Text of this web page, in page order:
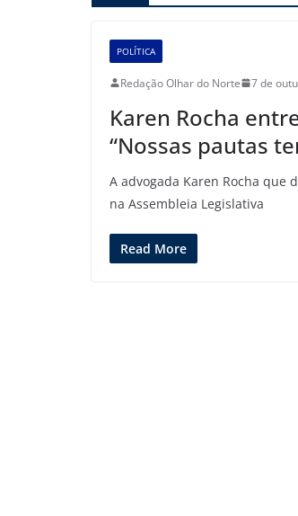
POLÍTICA
Redação Olhar do Norte 7 de
Karen Rocha
“Nossas pautas
A advogada Karen Rocha que
na Assembleia Legislativa
Read More